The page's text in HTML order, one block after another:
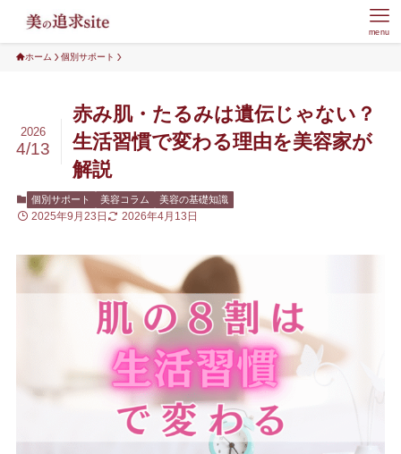
menu
ホーム 個別サポート
赤み肌・たるみは遺伝じゃない？
生活習慣で変わる理由を美容家が
解説
2026
4/13
個別サポート 美容コラム 美容の基礎知識
2025年9月23日 2026年4月13日